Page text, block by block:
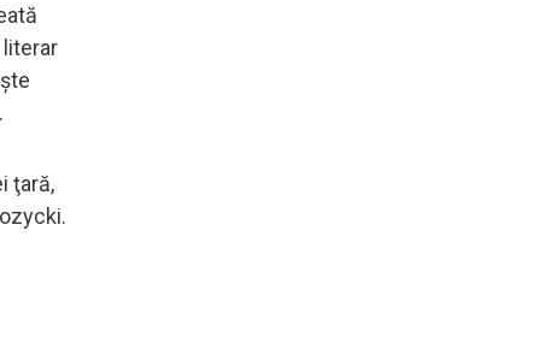
ţară,